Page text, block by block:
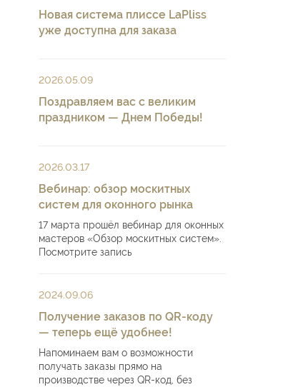
Новая система плиссе LaPliss
уже доступна для заказа
2026.05.09
Поздравляем вас с великим
праздником — Днем Победы!
2026.03.17
Вебинар: обзор москитных
систем для оконного рынка
17 марта прошёл вебинар для оконных
мастеров «Обзор москитных систем».
Посмотрите запись
2024.09.06
Получение заказов по QR-коду
— теперь ещё удобнее!
Напоминаем вам о возможности
получать заказы прямо на
производстве через QR-код, без